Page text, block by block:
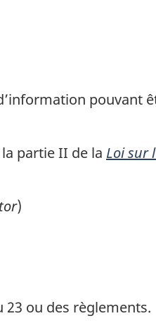
pouvant
partie II de la Loi sur
)
23 ou des